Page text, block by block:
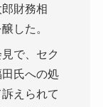
財務相
した。
で、セク
氏への処
えられて